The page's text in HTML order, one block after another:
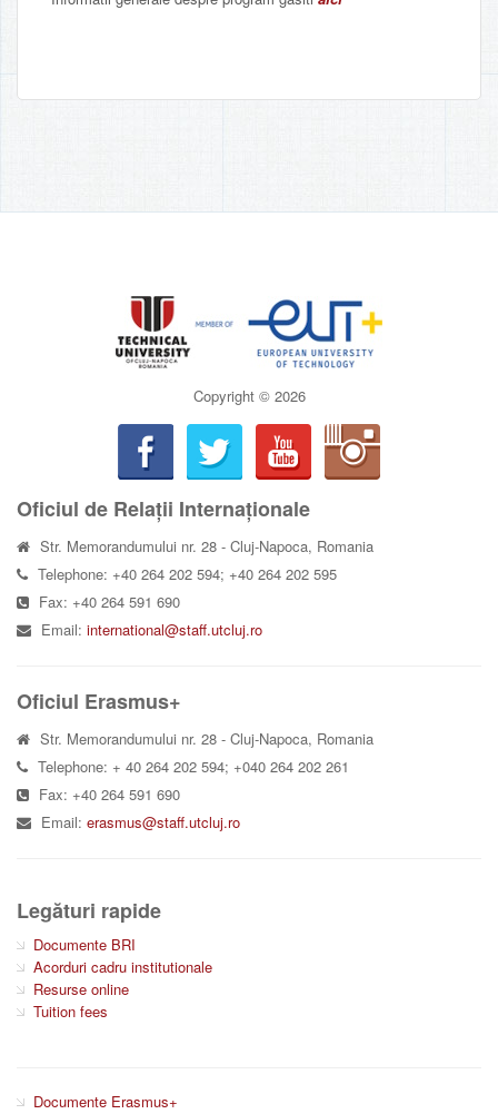
Copyright © 2026
Oficiul de Relații Internaționale
Str. Memorandumului nr. 28 - Cluj-Napoca, Romania
Telephone: +40 264 202 594; +40 264 202 595
Fax: +40 264 591 690
Email:international@staff.utcluj.ro
Oficiul Erasmus+
Str. Memorandumului nr. 28 - Cluj-Napoca, Romania
Telephone: + 40 264 202 594; +040 264 202 261
Fax: +40 264 591 690
Email:erasmus@staff.utcluj.ro
Legături rapide
Documente BRI
Acorduri cadru institutionale
Resurse online
Tuition fees
Documente Erasmus+